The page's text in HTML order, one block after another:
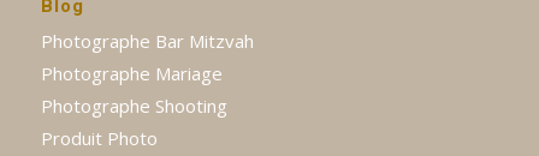
Blog
Photographe Bar Mitzvah
Photographe Mariage
Photographe Shooting
Produit Photo